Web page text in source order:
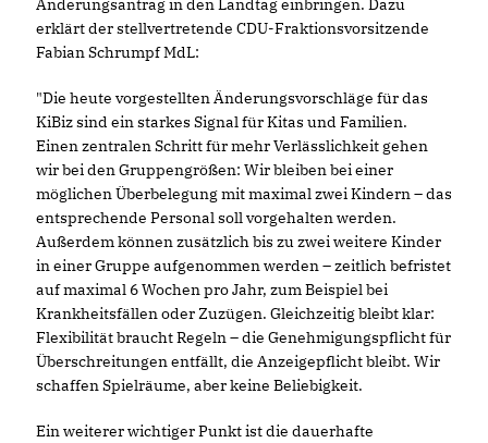
Änderungsantrag in den Landtag einbringen. Dazu
erklärt der stellvertretende CDU-Fraktionsvorsitzende
Fabian Schrumpf MdL:
"Die heute vorgestellten Änderungsvorschläge für das
KiBiz sind ein starkes Signal für Kitas und Familien.
Einen zentralen Schritt für mehr Verlässlichkeit gehen
wir bei den Gruppengrößen: Wir bleiben bei einer
möglichen Überbelegung mit maximal zwei Kindern – das
entsprechende Personal soll vorgehalten werden.
Außerdem können zusätzlich bis zu zwei weitere Kinder
in einer Gruppe aufgenommen werden – zeitlich befristet
auf maximal 6 Wochen pro Jahr, zum Beispiel bei
Krankheitsfällen oder Zuzügen. Gleichzeitig bleibt klar:
Flexibilität braucht Regeln – die Genehmigungspflicht für
Überschreitungen entfällt, die Anzeigepflicht bleibt. Wir
schaffen Spielräume, aber keine Beliebigkeit.
Ein weiterer wichtiger Punkt ist die dauerhafte